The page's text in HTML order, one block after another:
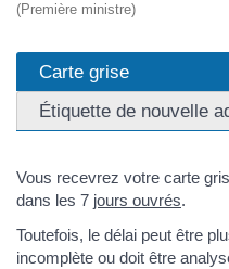
(Première ministre)
Carte grise
Étiquette de nouvelle
Vous recevrez votre carte
dans les 7 jours ouvrés.
Toutefois, le délai peut être
incomplète ou doit être